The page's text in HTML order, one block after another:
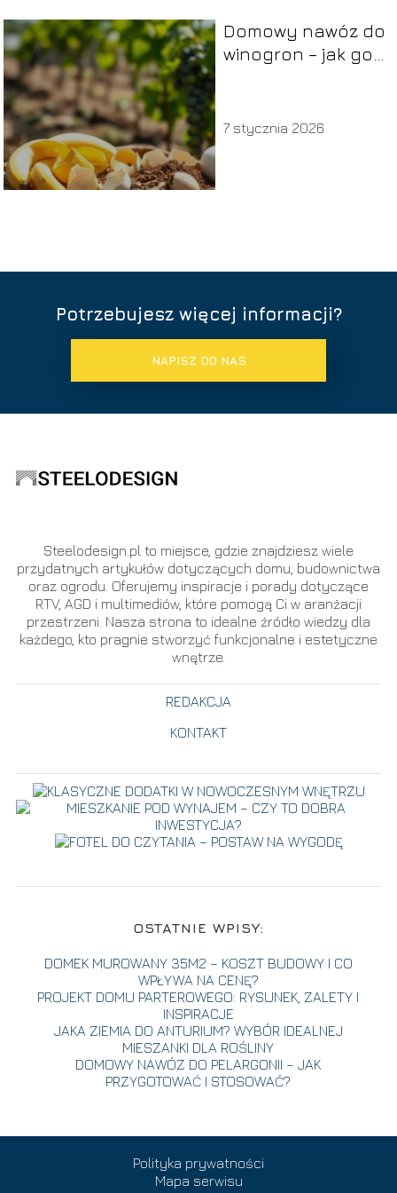
Domowy nawóz do
winogron – jak go
7 stycznia 2026
Potrzebujesz więcej informacji?
NAPISZ DO NAS
Steelodesign.pl to miejsce, gdzie znajdziesz wiele
przydatnych artykułów dotyczących domu, budownictwa
oraz ogrodu. Oferujemy inspiracje i porady dotyczące
RTV, AGD i multimediów, które pomogą Ci w aranżacji
przestrzeni. Nasza strona to idealne źródło wiedzy dla
każdego, kto pragnie stworzyć funkcjonalne i estetyczne
wnętrze.
REDAKCJA
KONTAKT
OSTATNIE WPISY:
DOMEK MUROWANY 35M2 – KOSZT BUDOWY I CO
WPŁYWA NA CENĘ?
PROJEKT DOMU PARTEROWEGO: RYSUNEK, ZALETY I
INSPIRACJE
JAKA ZIEMIA DO ANTURIUM? WYBÓR IDEALNEJ
MIESZANKI DLA ROŚLINY
DOMOWY NAWÓZ DO PELARGONII – JAK
PRZYGOTOWAĆ I STOSOWAĆ?
Polityka prywatności
Mapa serwisu